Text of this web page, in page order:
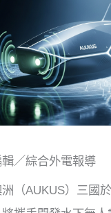
輯／綜合外電報導
（AUKUS）三國